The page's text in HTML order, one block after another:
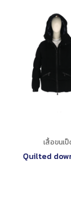
เสื้อขนเ
Quilted